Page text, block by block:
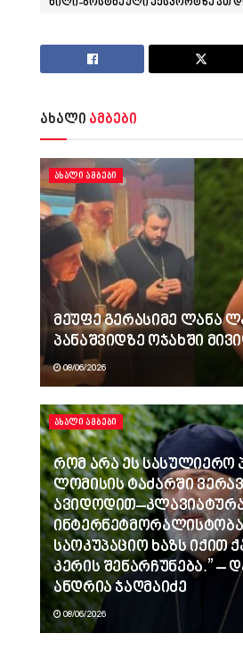
ხილი-ბოსტნეული ექსპორტზე ათ
ახალი ამბები
ᲐᲮᲐᲚᲘ ᲐᲛᲑᲔᲑᲘ
მეუფე გერასიმე ლანა
პანაშვიდზე ოჯახში
08/06/2026
ᲐᲮᲐᲚᲘ ᲐᲛᲑᲔᲑᲘ
რომ არა ეს სასულიერო
ლომისის ტაძარში
ინტერნეტმორალისტობა
საოკუპაციო ხაზს იქით
კერის შენარჩუნება.” –
ანდრია ჯაღმაიძე
08/06/2026